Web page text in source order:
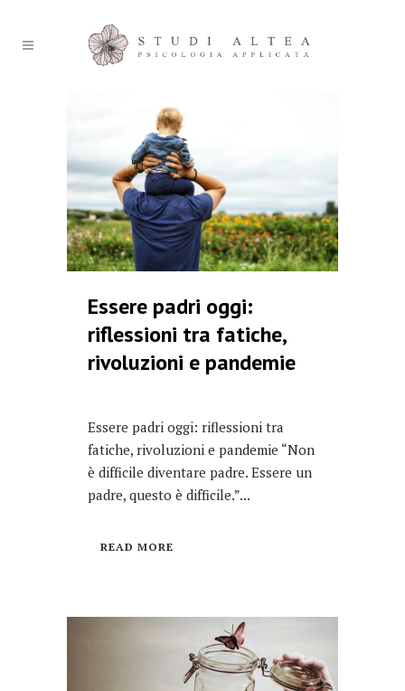
Essere padri oggi:
riflessioni tra fatiche,
rivoluzioni e pandemie
Essere padri oggi: riflessioni tra
fatiche, rivoluzioni e pandemie “Non
è difficile diventare padre. Essere un
padre, questo è difficile.”...
READ MORE